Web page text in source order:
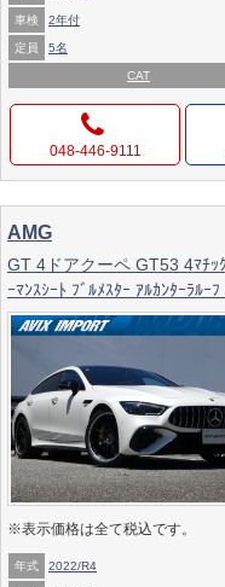
車検 2年付
定員 5名
CAT
048-446-9111
AMG
GT 4ドアクーペ GT53 4ﾏﾁｯ
ｰﾏﾝｽｼｰﾄ ﾌﾞﾙﾒｽﾀｰ ｱﾙｶﾝﾀｰﾗﾙｰ
ﾝﾁﾚｰｼｮﾝ ｶｰﾌﾟﾚｲ AMG21黒
※表示価格は全て税込です。
年式 2022/R4